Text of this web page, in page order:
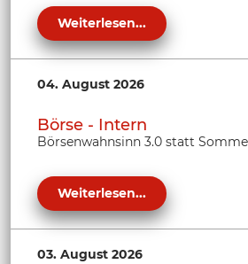
Weiterlesen...
04. August 2026
Börse - Intern
Börsenwahnsinn 3.0 statt
Weiterlesen...
03. August 2026